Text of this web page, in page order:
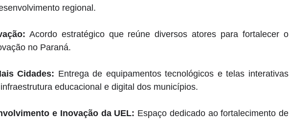
regional.
Acordo estratégico que reúne diversos atores para fortalecer o
no Paraná.
Cidades: Entrega de equipamentos tecnológicos e telas interativas
educacional e digital dos municípios.
e Inovação da UEL: Espaço dedicado ao fortalecimento de